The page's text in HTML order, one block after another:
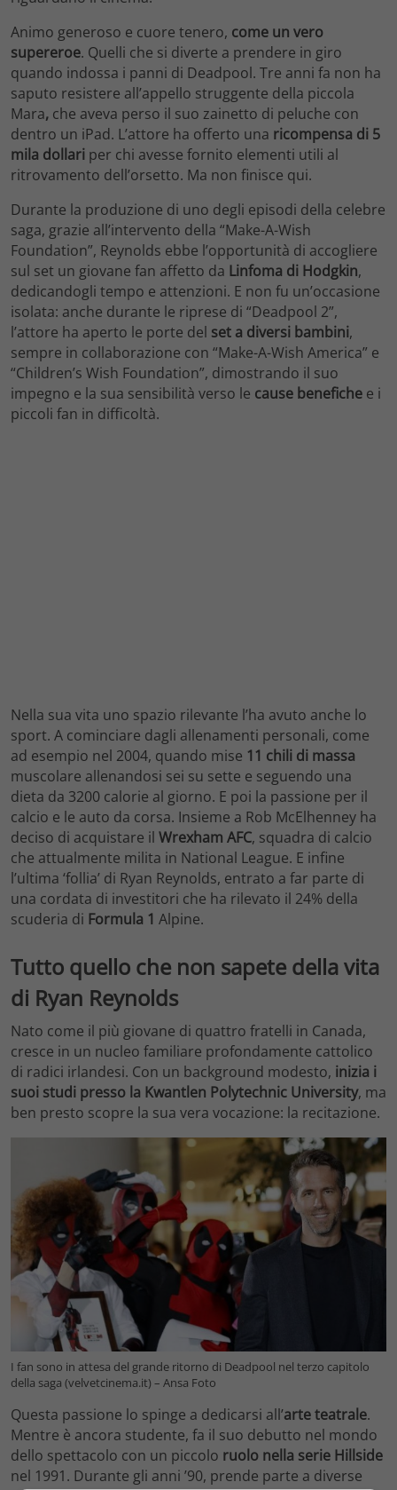
Animo generoso e cuore tenero, come un vero
supereroe. Quelli che si diverte a prendere in giro
quando indossa i panni di Deadpool. Tre anni fa non ha
saputo resistere all’appello struggente della piccola
Mara, che aveva perso il suo zainetto di peluche con
dentro un iPad. L’attore ha offerto una ricompensa di 5
mila dollari per chi avesse fornito elementi utili al
ritrovamento dell’orsetto. Ma non finisce qui.
Durante la produzione di uno degli episodi della celebre
saga, grazie all’intervento della “Make-A-Wish
Foundation”, Reynolds ebbe l’opportunità di accogliere
sul set un giovane fan affetto da Linfoma di Hodgkin,
dedicandogli tempo e attenzioni. E non fu un’occasione
isolata: anche durante le riprese di “Deadpool 2”,
l’attore ha aperto le porte del set a diversi bambini,
sempre in collaborazione con “Make-A-Wish America” e
“Children’s Wish Foundation”, dimostrando il suo
impegno e la sua sensibilità verso le cause benefiche e i
piccoli fan in difficoltà.
Nella sua vita uno spazio rilevante l’ha avuto anche lo
sport. A cominciare dagli allenamenti personali, come
ad esempio nel 2004, quando mise 11 chili di massa
muscolare allenandosi sei su sette e seguendo una
dieta da 3200 calorie al giorno. E poi la passione per il
calcio e le auto da corsa. Insieme a Rob McElhenney ha
deciso di acquistare il Wrexham AFC, squadra di calcio
che attualmente milita in National League. E infine
l’ultima ‘follia’ di Ryan Reynolds, entrato a far parte di
una cordata di investitori che ha rilevato il 24% della
scuderia di Formula 1 Alpine.
Tutto quello che non sapete della vita
di Ryan Reynolds
Nato come il più giovane di quattro fratelli in Canada,
cresce in un nucleo familiare profondamente cattolico
di radici irlandesi. Con un background modesto, inizia i
suoi studi presso la Kwantlen Polytechnic University, ma
ben presto scopre la sua vera vocazione: la recitazione.
I fan sono in attesa del grande ritorno di Deadpool nel terzo capitolo
della saga (velvetcinema.it) – Ansa Foto
Questa passione lo spinge a dedicarsi all’arte teatrale.
Mentre è ancora studente, fa il suo debutto nel mondo
dello spettacolo con un piccolo ruolo nella serie Hillside
nel 1991. Durante gli anni ’90, prende parte a diverse